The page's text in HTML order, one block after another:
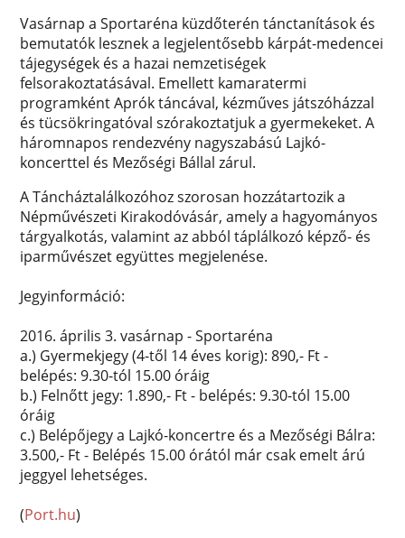
Vasárnap a Sportaréna küzdőterén tánctanítások és
bemutatók lesznek a legjelentősebb kárpát-medencei
tájegységek és a hazai nemzetiségek
felsorakoztatásával. Emellett kamaratermi
programként Aprók táncával, kézműves játszóházzal
és tücsökringatóval szórakoztatjuk a gyermekeket. A
háromnapos rendezvény nagyszabású Lajkó-
koncerttel és Mezőségi Bállal zárul.
A Táncháztalálkozóhoz szorosan hozzátartozik a
Népművészeti Kirakodóvásár, amely a hagyományos
tárgyalkotás, valamint az abból táplálkozó képző- és
iparművészet együttes megjelenése.
Jegyinformáció:
2016. április 3. vasárnap - Sportaréna
a.) Gyermekjegy (4-től 14 éves korig): 890,- Ft -
belépés: 9.30-tól 15.00 óráig
b.) Felnőtt jegy: 1.890,- Ft - belépés: 9.30-tól 15.00
óráig
c.) Belépőjegy a Lajkó-koncertre és a Mezőségi Bálra:
3.500,- Ft - Belépés 15.00 órától már csak emelt árú
jeggyel lehetséges.
(Port.hu)